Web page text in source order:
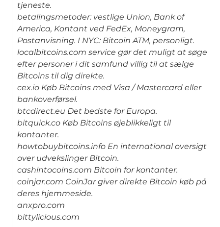
tjeneste.
betalingsmetoder: vestlige Union, Bank of
America, Kontant ved FedEx, Moneygram,
Postanvisning. I NYC: Bitcoin ATM, personligt.
localbitcoins.com service gør det muligt at søge
efter personer i dit samfund villig til at sælge
Bitcoins til dig direkte.
cex.io Køb Bitcoins med Visa / Mastercard eller
bankoverførsel.
btcdirect.eu Det bedste for Europa.
bitquick.co Køb Bitcoins øjeblikkeligt til
kontanter.
howtobuybitcoins.info En international oversigt
over udvekslinger Bitcoin.
cashintocoins.com Bitcoin for kontanter.
coinjar.com CoinJar giver direkte Bitcoin køb på
deres hjemmeside.
anxpro.com
bittylicious.com